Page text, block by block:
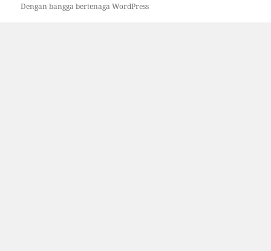
Dengan bangga bertenaga WordPress